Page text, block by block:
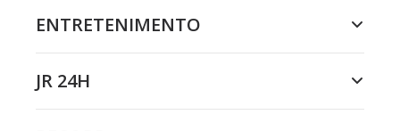
ENTRETENIMENTO
JR 24H